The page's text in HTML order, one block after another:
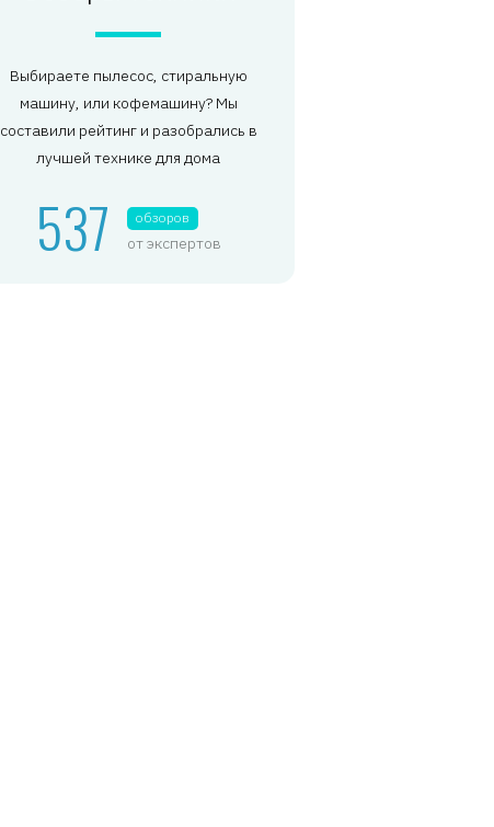
Выбираете пылесос, стиральную
машину, или кофемашину? Мы
составили рейтинг и разобрались в
лучшей технике для дома
537 обзоров
от экспертов